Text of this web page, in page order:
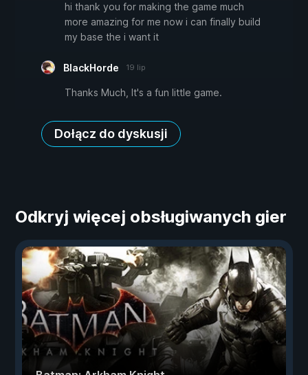
hi thank you for making the game much
more amazing for me now i can finally build
my base the i want it
BlackHorde 19 lip
Thanks Much, It's a fun little game.
Dołącz do dyskusji
Odkryj więcej obsługiwanych gier